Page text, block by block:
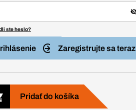
ste heslo?
Zaregistrujte sa teraz
Pridať do košíka